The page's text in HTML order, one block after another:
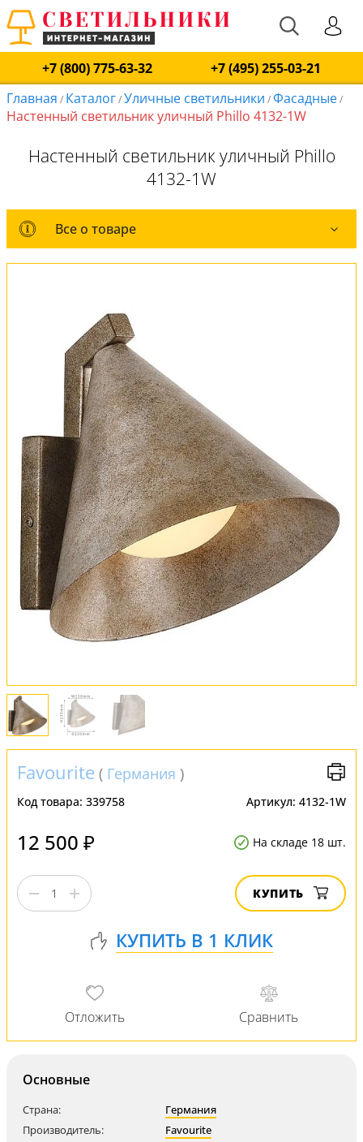
+7 (800) 775-63-32
+7 (495) 255-03-21
Главная / Каталог/Уличные светильники /Фасадные/
Настенный светильник уличный Phillo 4132-1W
Настенный светильник уличный Phillo
4132-1W
Все о товаре
Все о товаре
Вся коллекция
Оплата и доставка
Обмен и возврат
Установка
FAQ
Отзывы
Favourite ( Германия )
Код товара: 339758 Артикул: 4132-1W
12 500 ₽ На складе 18 шт.
КУПИТЬ
Основные
Страна:
Германия
Производитель:
Favourite